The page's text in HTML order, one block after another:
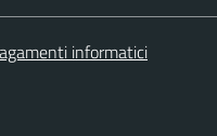
informatici